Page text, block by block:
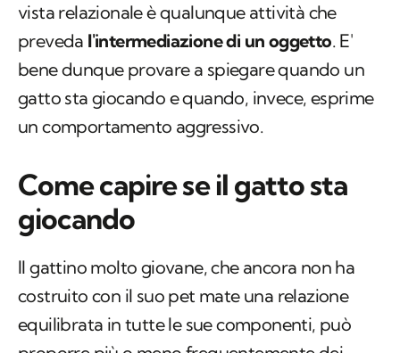
vista relazionale è qualunque attività che
preveda l'intermediazione di un oggetto. E'
bene dunque provare a spiegare quando un
gatto sta giocando e quando, invece, esprime
un comportamento aggressivo.
Come capire se il gatto sta
giocando
Il gattino molto giovane, che ancora non ha
costruito con il suo pet mate una relazione
equilibrata in tutte le sue componenti, può